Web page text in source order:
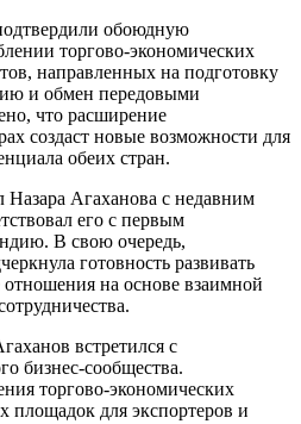
обоюдную
торгово-экономических
направленных на подготовку
и обмен передовыми
что расширение
создаст новые возможности для
обеих стран.
Агаханова с недавним
его с первым
В свою очередь,
готовность развивать
на основе взаимной
встретился с
бизнес-сообщества.
торгово-экономических
площадок для экспортеров и